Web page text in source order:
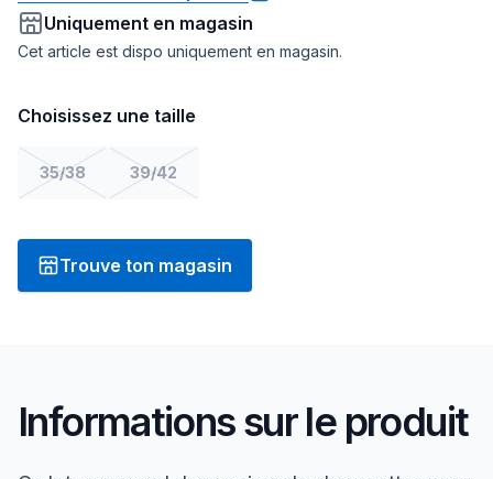
Uniquement en magasin
Cet article est dispo uniquement en magasin.
Choisissez une taille
35/38 39/42
Trouve ton magasin
Informations sur le produit